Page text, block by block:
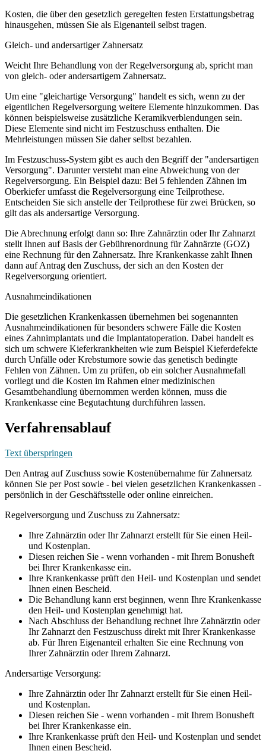
Kosten, die über den gesetzlich geregelten festen Erstattungsbetrag
hinausgehen, müssen Sie als Eigenanteil selbst tragen.
Gleich- und andersartiger Zahnersatz
Weicht Ihre Behandlung von der Regelversorgung ab, spricht man
von gleich- oder andersartigem Zahnersatz.
Um eine "gleichartige Versorgung" handelt es sich, wenn zu der
eigentlichen Regelversorgung weitere Elemente hinzukommen. Das
können beispielsweise zusätzliche Keramikverblendungen sein.
Diese Elemente sind nicht im Festzuschuss enthalten. Die
Mehrleistungen müssen Sie daher selbst bezahlen.
Im Festzuschuss-System gibt es auch den Begriff der "andersartigen
Versorgung". Darunter versteht man eine Abweichung von der
Regelversorgung. Ein Beispiel dazu: Bei 5 fehlenden Zähnen im
Oberkiefer umfasst die Regelversorgung eine Teilprothese.
Entscheiden Sie sich anstelle der Teilprothese für zwei Brücken, so
gilt das als andersartige Versorgung.
Die Abrechnung erfolgt dann so: Ihre Zahnärztin oder Ihr Zahnarzt
stellt Ihnen auf Basis der Gebührenordnung für Zahnärzte (GOZ)
eine Rechnung für den Zahnersatz. Ihre Krankenkasse zahlt Ihnen
dann auf Antrag den Zuschuss, der sich an den Kosten der
Regelversorgung orientiert.
Ausnahmeindikationen
Die gesetzlichen Krankenkassen übernehmen bei sogenannten
Ausnahmeindikationen für besonders schwere Fälle die Kosten
eines Zahnimplantats und die Implantatoperation. Dabei handelt es
sich um schwere Kieferkrankheiten wie zum Beispiel Kieferdefekte
durch Unfälle oder Krebstumore sowie das genetisch bedingte
Fehlen von Zähnen. Um zu prüfen, ob ein solcher Ausnahmefall
vorliegt und die Kosten im Rahmen einer medizinischen
Gesamtbehandlung übernommen werden können, muss die
Krankenkasse eine Begutachtung durchführen lassen.
Verfahrensablauf
Text überspringen
Den Antrag auf Zuschuss sowie Kostenübernahme für Zahnersatz
können Sie per Post sowie - bei vielen gesetzlichen Krankenkassen -
persönlich in der Geschäftsstelle oder online einreichen.
Regelversorgung und Zuschuss zu Zahnersatz:
Ihre Zahnärztin oder Ihr Zahnarzt erstellt für Sie einen Heil-
und Kostenplan.
Diesen reichen Sie - wenn vorhanden - mit Ihrem Bonusheft
bei Ihrer Krankenkasse ein.
Ihre Krankenkasse prüft den Heil- und Kostenplan und sendet
Ihnen einen Bescheid.
Die Behandlung kann erst beginnen, wenn Ihre Krankenkasse
den Heil- und Kostenplan genehmigt hat.
Nach Abschluss der Behandlung rechnet Ihre Zahnärztin oder
Ihr Zahnarzt den Festzuschuss direkt mit Ihrer Krankenkasse
ab. Für Ihren Eigenanteil erhalten Sie eine Rechnung von
Ihrer Zahnärztin oder Ihrem Zahnarzt.
Andersartige Versorgung:
Ihre Zahnärztin oder Ihr Zahnarzt erstellt für Sie einen Heil-
und Kostenplan.
Diesen reichen Sie - wenn vorhanden - mit Ihrem Bonusheft
bei Ihrer Krankenkasse ein.
Ihre Krankenkasse prüft den Heil- und Kostenplan und sendet
Ihnen einen Bescheid.